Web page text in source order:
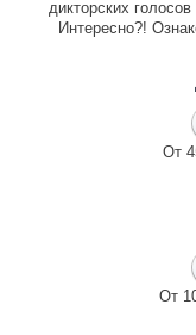
дикторских
Интересно?!
От
От